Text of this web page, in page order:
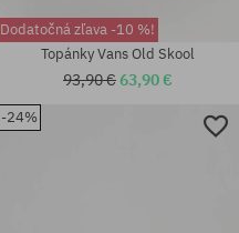
Dodatočná zľava -10 %!
Topánky Vans Old Skool
93,90 €63,90 €
-24%